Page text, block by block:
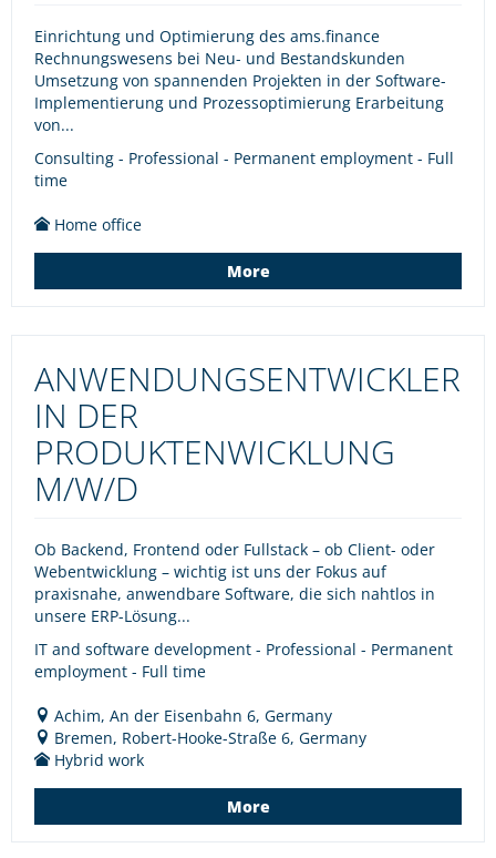
Einrichtung und Optimierung des ams.finance
Rechnungswesens bei Neu- und Bestandskunden
Umsetzung von spannenden Projekten in der Software-
Implementierung und Prozessoptimierung Erarbeitung
von...
Consulting - Professional - Permanent employment - Full
time
Home office
More
ANWENDUNGSENTWICKLER
IN DER
PRODUKTENWICKLUNG
M/W/D
Ob Backend, Frontend oder Fullstack – ob Client- oder
Webentwicklung – wichtig ist uns der Fokus auf
praxisnahe, anwendbare Software, die sich nahtlos in
unsere ERP-Lösung...
IT and software development - Professional - Permanent
employment - Full time
Achim, An der Eisenbahn 6, Germany
Bremen, Robert-Hooke-Straße 6, Germany
Hybrid work
More